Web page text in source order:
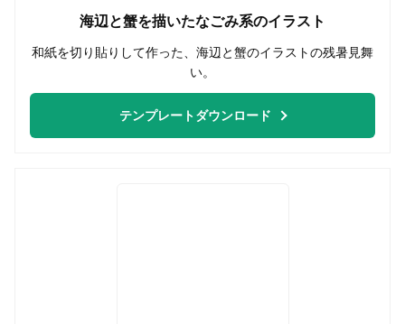
海辺と蟹を描いたなごみ系のイラスト
和紙を切り貼りして作った、海辺と蟹のイラストの残暑見舞
い。
テンプレートダウンロード